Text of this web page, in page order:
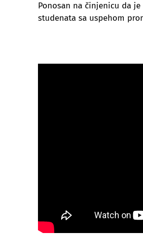
Ponosan na činjenicu da
studenata sa uspehom